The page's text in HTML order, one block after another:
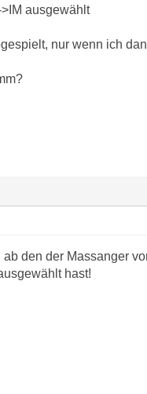
ausgewählt
nur wenn ich
den der Massanger
hast!